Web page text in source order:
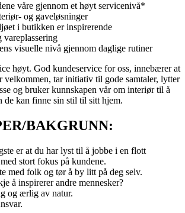
våre gjennom et høyt servicenivå*
og gaveløsninger
i butikken er inspirerende
visuelle nivå gjennom daglige rutiner
høyt. God kundeservice for oss, innebærer at
velkommen, tar initiativ til gode samtaler, lytter
og bruker kunnskapen vår om interiør til å
de kan finne sin stil til sitt hjem.
BAKGRUNN:
er at du har lyst til å jobbe i en flott
stort fokus på kundene.
med folk og tør å by litt på deg selv.
å inspirerer andre mennesker?
og ærlig av natur.